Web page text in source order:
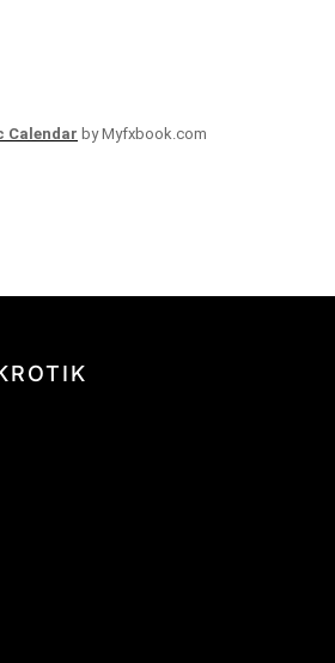
Calendar by Myfxbook.com